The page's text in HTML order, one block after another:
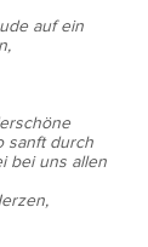
auf ein
sanft durch
bei uns allen